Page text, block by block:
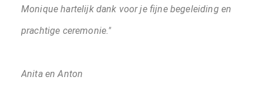
Monique hartelijk dank voor je fijne begeleiding en
prachtige ceremonie."
Anita en Anton